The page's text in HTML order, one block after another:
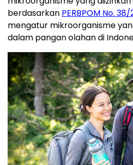
berdasarkan PERBPOM No.
mengatur mikroorganisme
dalam pangan olahan di